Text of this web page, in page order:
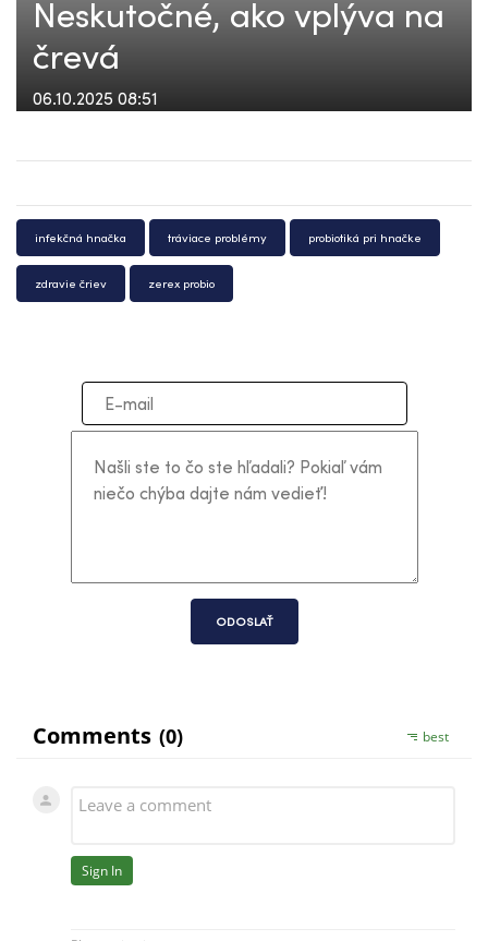
Neskutočné, ako vplýva na
črevá
06.10.2025 08:51
infekčná hnačka tráviace problémy probiotiká pri hnačke
zdravie čriev zerex probio
ODOSLAŤ